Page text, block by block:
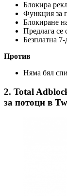
Блокира
Функция за
Блокиране
Предлага се
Безплатна
Против
Няма бял
2. Total
за потоци в